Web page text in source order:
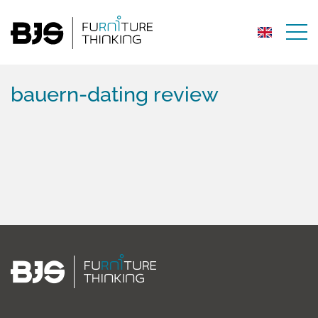
bauern-dating review